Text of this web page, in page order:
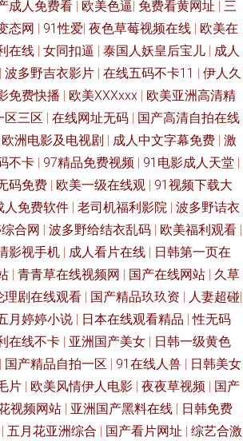
久久肏肏 在线观看av 超碰精品潮吹无码不卡 日本不
线视频福利91 91福利com 91色伦导航 91孕妇在线
月14p 91无码精品蜜桃 蜜桃视频官网 91操操网站 东
导航 AV自啪 日韩色网欧美 91色色网 久操视频在线
媒精品入口免费 日日夜夜內射 91网站免费立即观看
欧美四级电影在线观看 91精品自 精品国产资源 在线
利 久久大黄视频网站 久久精美视频 91蜜桃福利 A
视频 91小骚逼 免费视频播放入口 91成人视频黑丝
香蕉 传媒视频福利 亚洲国产另类日韩 91福利专区
屏 蜜桃视频91 九九视频网 91熟女边播放 大香蕉9
成人免费看 | 欧美色逼| 免费看黄网址 | 三
态网 | 91性爱| 夜色草莓视频在线 | 欧美在
在线 | 女同扣逼 | 泰国人妖皇后宝儿 | 成人
| 波多野吉衣影片 | 在线五码不卡11 | 伊人久
免费快播 | 欧美XXXxxx | 欧美亚洲高清精
区三区 | 在线网址无码 | 国产高清自拍在线
欧洲电影及电视剧 | 成人中文字幕免费 | 激
不卡 | 97精品免费视频 | 91电影成人天堂 |
码免费 | 欧美一级在线观 | 91视频下载大
人免费软件 | 老司机福利影院 | 波多野诘衣
合网 | 波多野给结衣乱码 | 欧美福利观看 |
影视手机 | 成人看片在线 | 日韩第一页在
| 青青草在线视频网 | 国产在线网站 | 久草
理剧在线观看 | 国产精品玖玖资 | 人妻超碰|
月婷婷小说 | 日本在线观看精品 |性无码
在线不卡 | 亚洲国产美女 | 日韩一级黄色
| 国产精品自拍一区 | 91在线人兽 | 日韩美女
片 | 欧美风情伊人电影 | 夜夜草视频 | 国产
视频网站 | 亚洲国产黑料在线 | 日韩免费
| 五月花亚洲综合 | 国产看片网址 | 综艺合激